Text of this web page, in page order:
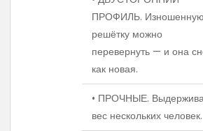
ПРОФИЛЬ. Изношенную
решётку можно
перевернуть — и она
как новая.
• ПРОЧНЫЕ.
вес нескольких человек.